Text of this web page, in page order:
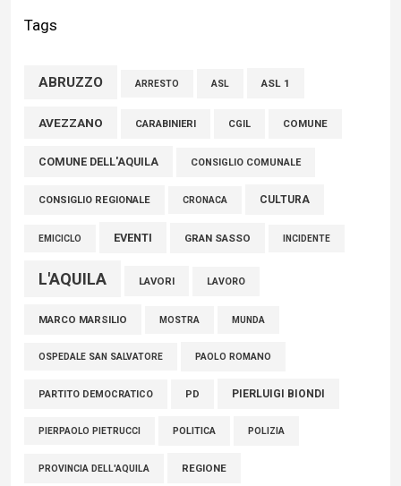
della comunità»
Marcinelle, Verrecchia (FdI): "Un minuto di raccoglimento in
connazionali tra cui molti abruzzesi"
06 Agosto 2026
Tags
ABRUZZO ARRESTO ASL ASL 1
AVEZZANO CARABINIERI CGIL COMUNE
COMUNE DELL'AQUILA CONSIGLIO COMUNALE
CONSIGLIO REGIONALE CRONACA CULTURA
EMICICLO EVENTI GRAN SASSO INCIDENTE
L'AQUILA LAVORI LAVORO
MARCO MARSILIO MOSTRA MUNDA
OSPEDALE SAN SALVATORE PAOLO ROMANO
PARTITO DEMOCRATICO PD PIERLUIGI BIONDI
PIERPAOLO PIETRUCCI POLITICA POLIZIA
PROVINCIA DELL'AQUILA REGIONE